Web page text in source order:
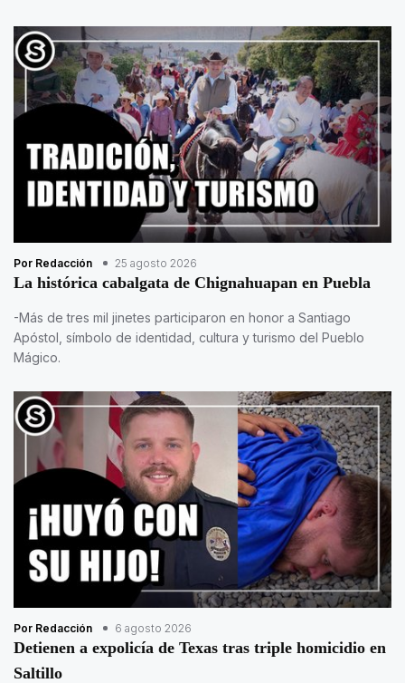
Por Redacción 25 agosto 2026
La histórica cabalgata de Chignahuapan en Puebla
-Más de tres mil jinetes participaron en honor a Santiago
Apóstol, símbolo de identidad, cultura y turismo del Pueblo
Mágico.
Por Redacción 6 agosto 2026
Detienen a expolicía de Texas tras triple homicidio en
Saltillo